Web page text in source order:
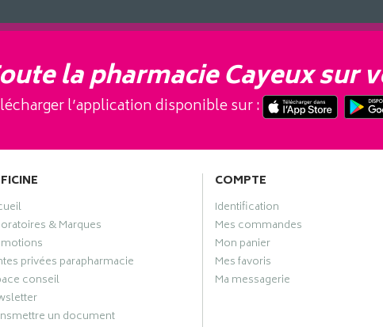
la pharmacie Cayeux sur
l’application disponible sur :
& Marques
privées parapharmacie
conseil
un document
COMPTE
Identification
Mes commandes
Mon panier
Mes favoris
Ma messagerie